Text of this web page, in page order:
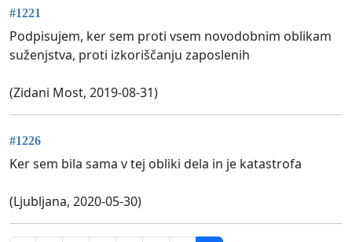
#1221
Podpisujem, ker sem proti vsem novodobnim oblikam
suženjstva, proti izkoriščanju zaposlenih
(Zidani Most, 2019-08-31)
#1226
Ker sem bila sama v tej obliki dela in je katastrofa
(Ljubljana, 2020-05-30)